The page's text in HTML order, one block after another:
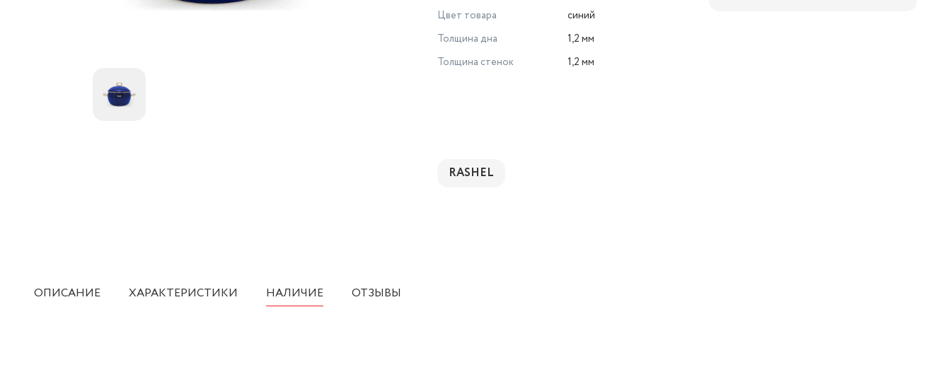
Цвет товара
синий
Толщина дна
1,2 мм
Толщина стенок
1,2 мм
RASHEL
ОПИСАНИЕ ХАРАКТЕРИСТИКИ НАЛИЧИЕ ОТЗЫВЫ